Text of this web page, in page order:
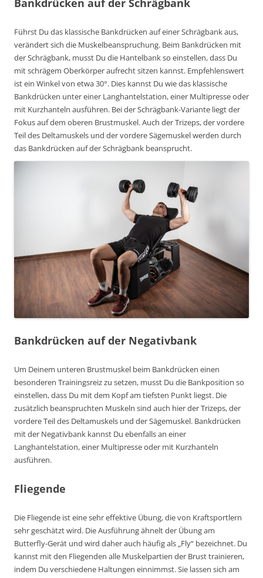
Bankdrücken auf der Schrägbank
Führst Du das klassische Bankdrücken auf einer Schrägbank aus,
verändert sich die Muskelbeanspruchung. Beim Bankdrücken mit
der Schrägbank, musst Du die Hantelbank so einstellen, dass Du
mit schrägem Oberkörper aufrecht sitzen kannst. Empfehlenswert
ist ein Winkel von etwa 30°. Dies kannst Du wie das klassische
Bankdrücken unter einer Langhantelstation, einer Multipresse oder
mit Kurzhanteln ausführen. Bei der Schrägbank-Variante liegt der
Fokus auf dem oberen Brustmuskel. Auch der Trizeps, der vordere
Teil des Deltamuskels und der vordere Sägemuskel werden durch
das Bankdrücken auf der Schrägbank beansprucht.
Bankdrücken auf der Negativbank
Um Deinem unteren Brustmuskel beim Bankdrücken einen
besonderen Trainingsreiz zu setzen, musst Du die Bankposition so
einstellen, dass Du mit dem Kopf am tiefsten Punkt liegst. Die
zusätzlich beanspruchten Muskeln sind auch hier der Trizeps, der
vordere Teil des Deltamuskels und der Sägemuskel. Bankdrücken
mit der Negativbank kannst Du ebenfalls an einer
Langhantelstation, einer Multipresse oder mit Kurzhanteln
ausführen.
Fliegende
Die Fliegende ist eine sehr effektive Übung, die von Kraftsportlern
sehr geschätzt wird. Die Ausführung ähnelt der Übung am
Butterfly-Gerät und wird daher auch häufig als „Fly“ bezeichnet. Du
kannst mit den Fliegenden alle Muskelpartien der Brust trainieren,
indem Du verschiedene Haltungen einnimmst. Sie lassen sich am